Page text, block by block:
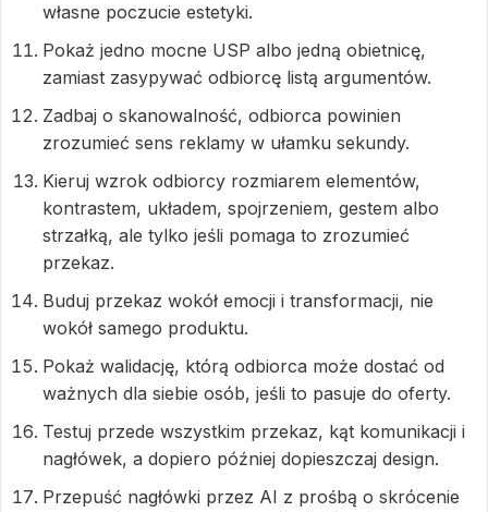
własne poczucie estetyki.
Pokaż jedno mocne USP albo jedną obietnicę,
zamiast zasypywać odbiorcę listą argumentów.
Zadbaj o skanowalność, odbiorca powinien
zrozumieć sens reklamy w ułamku sekundy.
Kieruj wzrok odbiorcy rozmiarem elementów,
kontrastem, układem, spojrzeniem, gestem albo
strzałką, ale tylko jeśli pomaga to zrozumieć
przekaz.
Buduj przekaz wokół emocji i transformacji, nie
wokół samego produktu.
Pokaż walidację, którą odbiorca może dostać od
ważnych dla siebie osób, jeśli to pasuje do oferty.
Testuj przede wszystkim przekaz, kąt komunikacji i
nagłówek, a dopiero później dopieszczaj design.
Przepuść nagłówki przez AI z prośbą o skrócenie